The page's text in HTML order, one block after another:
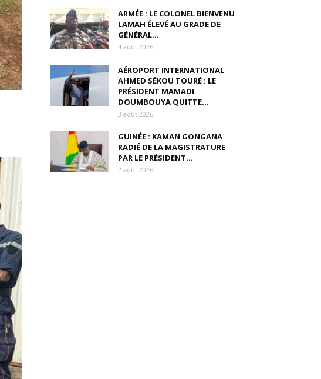
ARMÉE : LE COLONEL BIENVENU
LAMAH ÉLEVÉ AU GRADE DE
GÉNÉRAL...
4 août 2026
AÉROPORT INTERNATIONAL
AHMED SÉKOU TOURÉ : LE
PRÉSIDENT MAMADI
DOUMBOUYA QUITTE...
3 août 2026
GUINÉE : KAMAN GONGANA
RADIÉ DE LA MAGISTRATURE
PAR LE PRÉSIDENT...
2 août 2026